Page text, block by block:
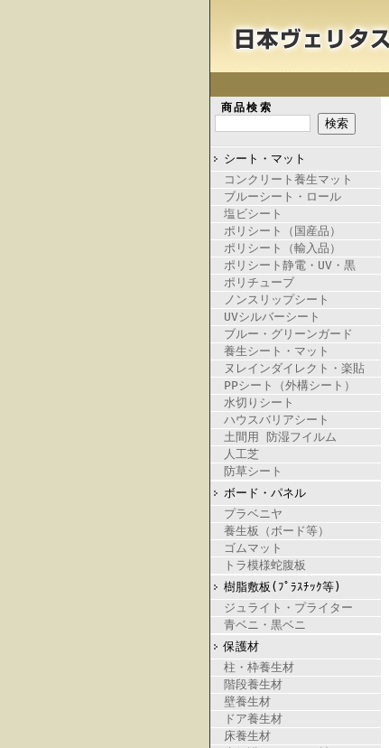
商品検索
シート・マット
コンクリート養生マット
ブルーシート・ロール
塩ビシート
ポリシート（国産品）
ポリシート（輸入品）
ポリシート静電・UV・黒
ポリチューブ
ノンスリップシート
UVシルバーシート
ブルー・グリーンガード
養生シート・マット
ヌレインダイレクト・楽貼
PPシート（外構シート）
水切りシート
ハウスバリアシート
土間用 防湿フイルム
人工芝
防草シート
ボード・パネル
プラベニヤ
養生板（ボード等）
ゴムマット
トラ模様蛇腹板
樹脂敷板(ﾌﾟﾗｽﾁｯｸ等)
ジュライト・プライター
青ベニ・黒ベニ
保護材
柱・枠養生材
階段養生材
壁養生材
ドア養生材
床養生材